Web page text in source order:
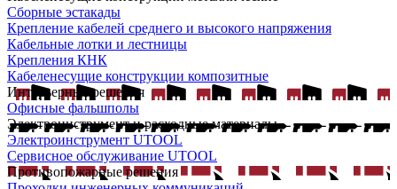
Сборные эстакады
Крепление кабелей среднего и высокого напряжения
Кабельные лотки и лестницы
Крепления КНК
Кабеленесущие конструкции композитные
Интерьерные решения
Офисные фальшполы
Электроинструмент и расходные материалы
Электроинструмент UTOOL
Сервисное обслуживание UTOOL
Противопожарные решения